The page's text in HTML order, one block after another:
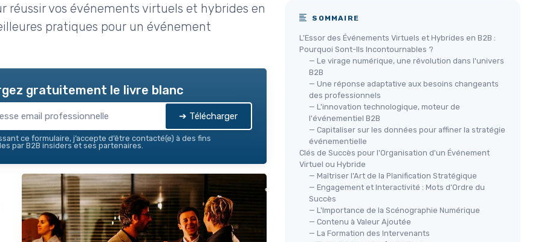
réussir vos événements virtuels et hybrides en
pratiques pour un événement
gratuitement le livre blanc
➔ Télécharger
ce formulaire, j’accepte d’être contacté(e) à des fins
par B2B insiders et ses partenaires.
SOMMAIRE
L'Essor des Événements Virtuels et Hybrides en B2B :
Pourquoi Sont-Ils Incontournables ?
— Le virage numérique, une révolution dans l'univers
B2B
— Une réponse adaptative aux besoins changeants
des professionnels
— L'innovation technologique, moteur de
l'événementiel B2B
— Capitaliser sur les données pour affiner la stratégie
événementielle
Clés de Succès pour l'Organisation d'un Événement
Virtuel ou Hybride
— Maîtriser l'Art de la Planification Stratégique
— Engagement et Interactivité : Mots d'Ordre du
Succès
— L'Importance de la Scénographie Numérique
— Contenu à Valeur Ajoutée
— La Formation des Intervenants